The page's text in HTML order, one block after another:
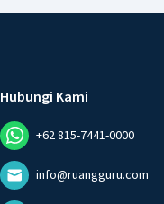
Hubungi Kami
+62 815-7441-0000
info@ruangguru.com